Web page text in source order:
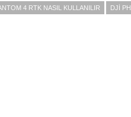
4 RTK NASIL KULLANILIR DJI